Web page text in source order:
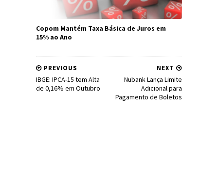
Copom Mantém Taxa Básica de Juros em
15% ao Ano
NEXT
Nubank Lança Limite
Adicional para
Pagamento de Boletos
PREVIOUS
IBGE: IPCA-15 tem Alta
de 0,16% em Outubro